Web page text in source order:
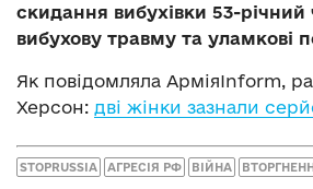
скидання вибухівки 53-річний
вибухову травму та уламкові
Як повідомляла АрміяInform,
Херсон: дві жінки зазнали
STOPRUSSIA АГРЕСІЯ РФ ВІЙНА